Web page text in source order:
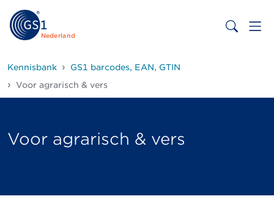
Nederland
Kennisbank
GS1 barcodes, EAN, GTIN
Voor agrarisch & vers
Voor agrarisch & vers